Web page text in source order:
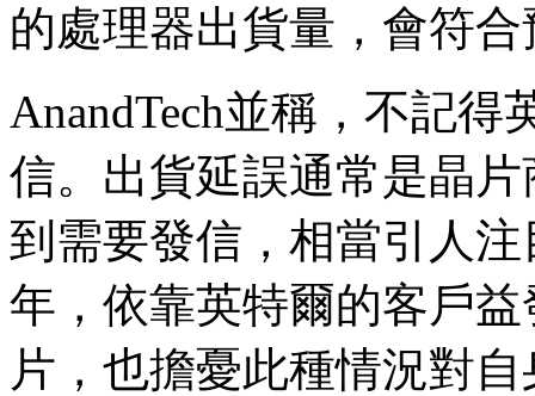
的處理器出貨量，會符合
AnandTech並稱，不記
信。出貨延誤通常是晶
到需要發信，相當引人
年，依靠英特爾的客戶
片，也擔憂此種情況對